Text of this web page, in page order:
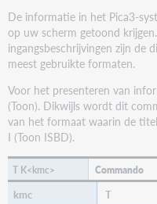
De informatie in het Pica3-
op uw scherm getoond
ingangsbeschrijvingen zijn de
meest gebruikte formaten.
Voor het presenteren van
(Toon). Dikwijls wordt dit
van het formaat waarin de
I (Toon ISBD).
Commando
T